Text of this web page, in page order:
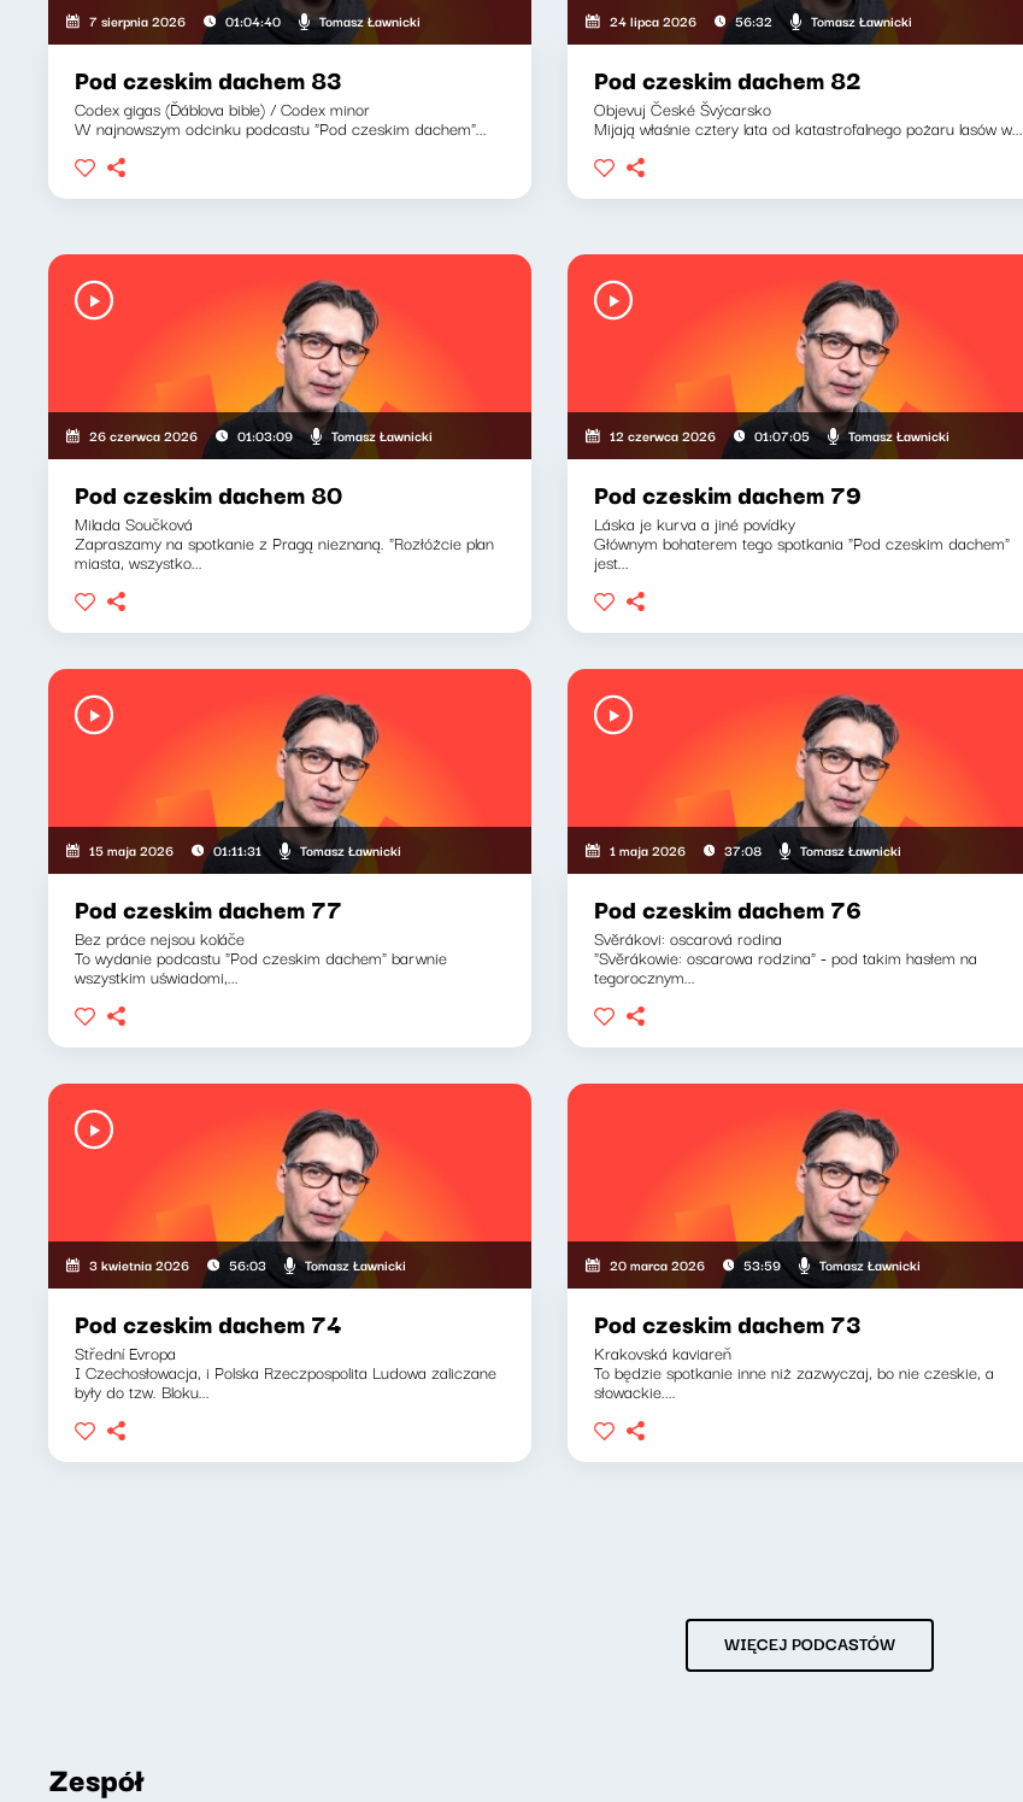
7 sierpnia 2026 01:04:40 Tomasz Ławnicki
Pod czeskim dachem 83
Codex gigas (Ďáblova bible) / Codex minor
W najnowszym odcinku podcastu "Pod czeskim dachem"...
24 lipca 2026 56:32 Tomasz Ławnicki
Pod czeskim dachem 82
Objevuj České Švýcarsko
Mijają właśnie cztery lata od katastrofalnego pożaru lasów w...
26 czerwca 2026 01:03:09 Tomasz Ławnicki
Pod czeskim dachem 80
Milada Součková
Zapraszamy na spotkanie z Pragą nieznaną. "Rozłóżcie plan
miasta, wszystko...
12 czerwca 2026 01:07:05 Tomasz Ławnicki
Pod czeskim dachem 79
Láska je kurva a jiné povídky
Głównym bohaterem tego spotkania "Pod czeskim dachem"
jest...
15 maja 2026 01:11:31 Tomasz Ławnicki
Pod czeskim dachem 77
Bez práce nejsou koláče
To wydanie podcastu "Pod czeskim dachem" barwnie
wszystkim uświadomi,...
1 maja 2026 37:08 Tomasz Ławnicki
Pod czeskim dachem 76
Svěrákovi: oscarová rodina
"Svěrákowie: oscarowa rodzina" - pod takim hasłem na
tegorocznym...
3 kwietnia 2026 56:03 Tomasz Ławnicki
Pod czeskim dachem 74
Střední Evropa
I Czechosłowacja, i Polska Rzeczpospolita Ludowa zaliczane
były do tzw. Bloku...
20 marca 2026 53:59 Tomasz Ławnicki
Pod czeskim dachem 73
Krakovská kaviareň
To będzie spotkanie inne niż zazwyczaj, bo nie czeskie, a
słowackie....
WIĘCEJ PODCASTÓW
Zespół